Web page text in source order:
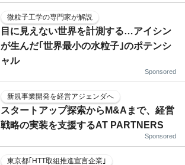
微粒子工学の専門家が解説
目に見えない世界を計測する…アイシン
が生んだ｢世界最小の水粒子｣のポテンシ
ャル
Sponsored
新規事業開発を経営アジェンダへ
スタートアップ探索からM&Aまで、経営
戦略の実装を支援するAT PARTNERS
Sponsored
東京都｢HTT取組推進宣言企業｣